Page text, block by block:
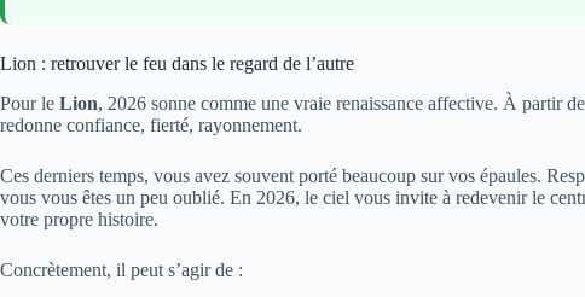
Lion : retrouver le feu dans le regard de l’autre
Pour le Lion, 2026 sonne comme une vraie renaissance affective. À partir
redonne confiance, fierté, rayonnement.
Ces derniers temps, vous avez souvent porté beaucoup sur vos épaules.
vous vous êtes un peu oublié. En 2026, le ciel vous invite à redevenir le
votre propre histoire.
Concrètement, il peut s’agir de :